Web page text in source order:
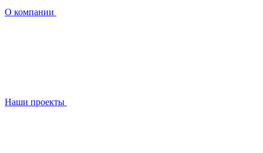
О компании
Наши проекты